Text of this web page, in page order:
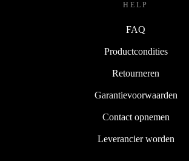
HELP
FAQ
Productcondities
Retourneren
Garantievoorwaarden
Contact opnemen
Leverancier worden